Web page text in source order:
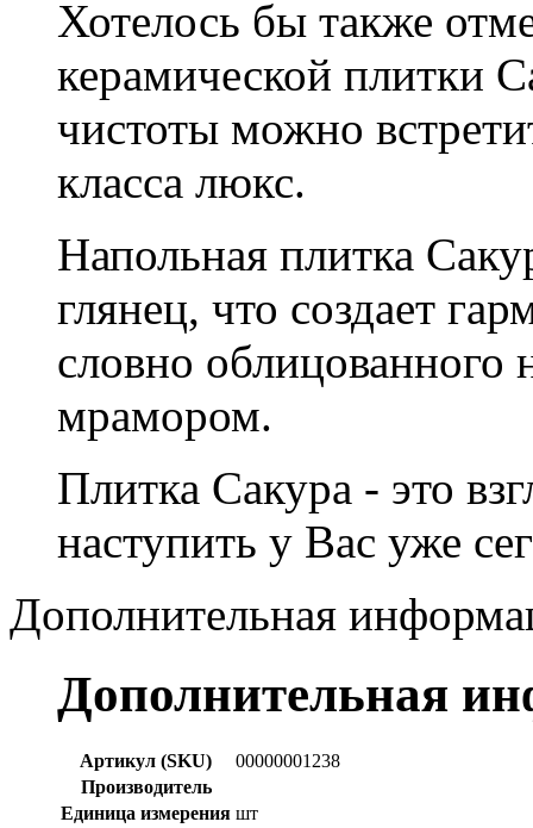
Хотелось бы также
керамической плитки
чистоты можно
класса люкс.
Напольная плитка
глянец, что создает
словно
мрамором.
Плитка Сакура - это
наступить у Вас уже
Дополнительная
Дополнительная
Артикул (SKU)
00000001238
Производитель
Единица измерения шт